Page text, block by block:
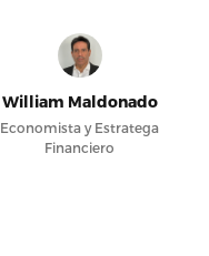
William Maldonado
Economista y Estratega
Financiero